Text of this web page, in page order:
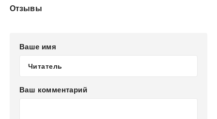
Отзывы
Ваше имя
Ваш комментарий